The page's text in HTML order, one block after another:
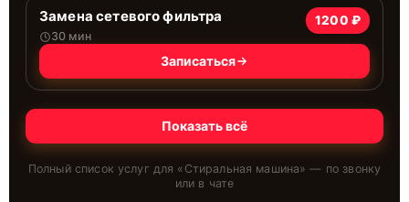
Замена сетевого фильтра
30 мин
1200 ₽
Записаться
Показать всё
Полный список услуг для « Стиральная машина» — по звонку
или в чате